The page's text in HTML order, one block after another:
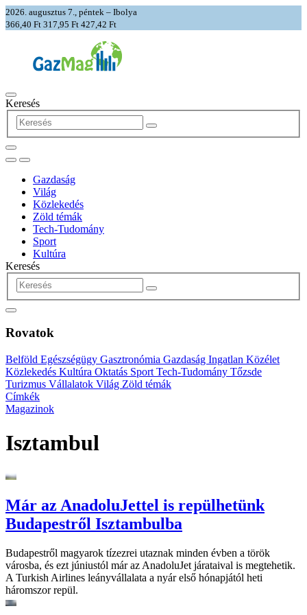
2026. augusztus 7., péntek – Ibolya
366,40 Ft 317,95 Ft 427,42 Ft
Keresés
Gazdaság
Világ
Közlekedés
Zöld témák
Tech-Tudomány
Sport
Kultúra
Keresés
Rovatok
Belföld Egészségügy Gasztronómia Gazdaság Ingatlan Közélet
Közlekedés Kultúra Oktatás Sport Tech-Tudomány Tőzsde
Turizmus Vállalatok Világ Zöld témák
Címkék
Magazinok
Isztambul
Már az AnadoluJettel is repülhetünk
Budapestről Isztambulba
Budapestről magyarok tízezrei utaznak minden évben a török
városba, és ezt júniustól már az AnadoluJet járataival is megtehetik.
A Turkish Airlines leányvállalata a nyár első hónapjától heti
háromszor repül.